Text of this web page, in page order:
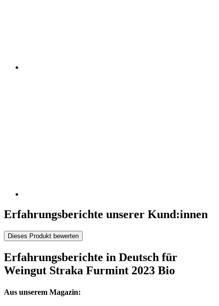
Erfahrungsberichte unserer Kund:innen
Dieses Produkt bewerten
Erfahrungsberichte in Deutsch für
Weingut Straka Furmint 2023 Bio
Aus unserem Magazin: